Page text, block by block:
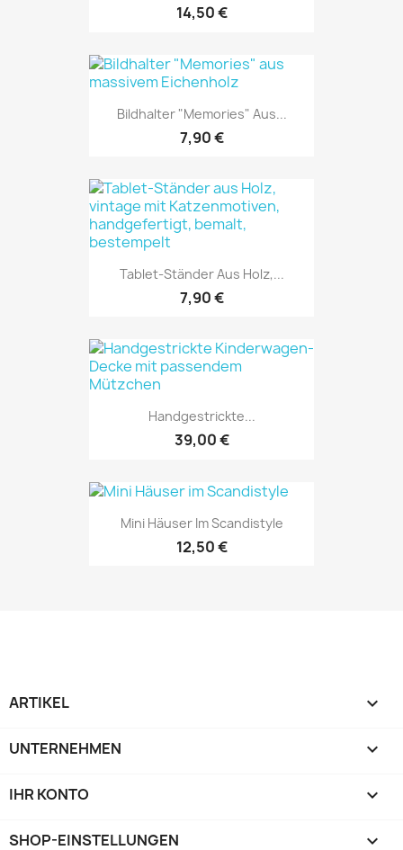
14,50 €
Bildhalter "Memories" Aus...
7,90 €
Tablet-Ständer Aus Holz,...
7,90 €
Handgestrickte...
39,00 €
Mini Häuser Im Scandistyle
12,50 €
ARTIKEL 
UNTERNEHMEN 
IHR KONTO 
SHOP-EINSTELLUNGEN keyboard_arrow_down